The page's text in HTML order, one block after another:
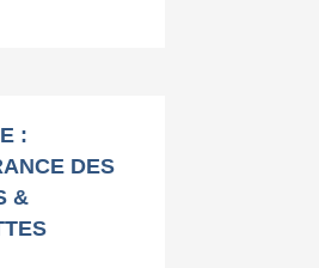
:
DES
&